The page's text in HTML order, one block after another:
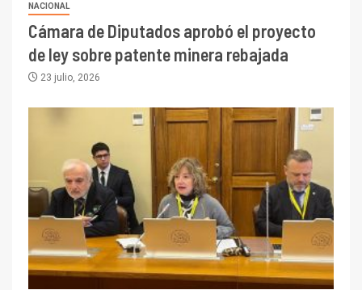
NACIONAL
Cámara de Diputados aprobó el proyecto
de ley sobre patente minera rebajada
23 julio, 2026